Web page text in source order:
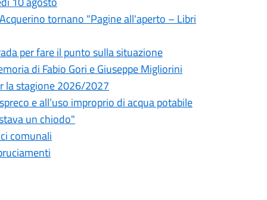
tornano "Pagine all'aperto – Libri
per fare il punto sulla situazione
di Fabio Gori e Giuseppe Migliorini
la stagione 2026/2027
e all’uso improprio di acqua potabile
un chiodo"
comunali